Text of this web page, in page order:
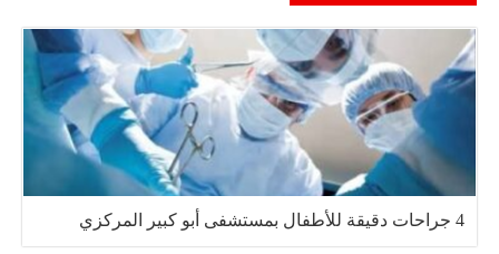
4 جراحات دقيقة للأطفال بمستشفى أبو كبير المركزي